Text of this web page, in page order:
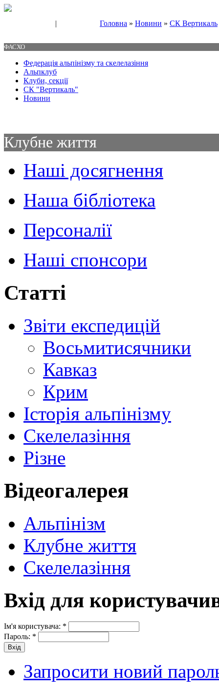
| Головна » Новини » СК Вертикаль
ФАСХО
Федерація альпінізму та скелелазіння
Альпклуб
Клуби, секції
СК "Вертикаль"
Новини
Клубне життя
Наші досягнення
Наша бібліотека
Персоналії
Наші спонсори
Статті
Звіти експедицій
Восьмитисячники
Кавказ
Крим
Історія альпінізму
Скелелазіння
Різне
Відеогалерея
Альпінізм
Клубне життя
Скелелазіння
Вхід для
Ім'я користувача: *
Пароль: *
Запросити новий